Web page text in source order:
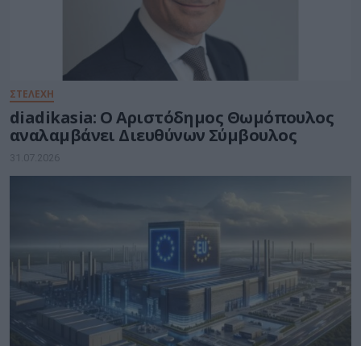
ΣΤΕΛΕΧΗ
diadikasia: Ο Αριστόδημος Θωμόπουλος
αναλαμβάνει Διευθύνων Σύμβουλος
31.07.2026